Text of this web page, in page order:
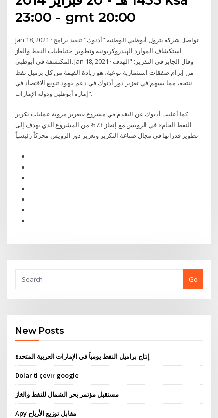
23:00 - gmt 20:00
Jan 18, 2021 · تواصل شركة بترول أبوظبي الوطنية "أدنوك" تنفيذ برامج
استكشاف الموارد الهيدروكربونية وتطوير احتياطيات النفط والغاز
المكتشفة في أبوظبي. Jan 18, 2021 · وقال الجابر في التقرير: "الهدف
من إبرام صفقات استثمارية نوعية، هو زيادة القيمة من كل برميل نفط
ننتجه، مما يسهم في تعزيز دور أدنوك في دعم جهود تنويع الاقتصاد في
إمارة أبوظبي ودولة الإمارات".
كما أعلنت أدنوك عن التقدم في مشروع «تعزيز مرونة عمليات تكرير
النفط الخام» في الرويس مع إنجاز 73% من المشروع الذي يهدف إلى
تطوير قدراتها في مجال صناعة التكرير وتعزيز دور الرويس محركاً رئيسياً
Go
New Posts
إنتاج براميل النفط يومياً في الإمارات العربية المتحدة
Dolar tl çevir google
مستقبل مؤتمر بحر الشمال للنفط والغاز
Apy مقابل توزيع الأرباح